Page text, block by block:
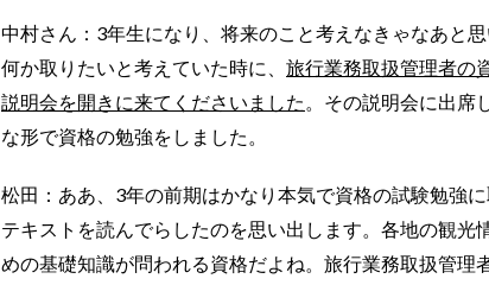
中村さん：3年生になり、将来のこと考えなきゃなあと
何か取りたいと考えていた時に、 旅行業務取扱管理者の
説明会を開きに来てくださいました 。その説明会に出席
な形で資格の勉強をしました。
松田：ああ、3年の前期はかなり本気で資格の試験勉強
テキストを読んでらしたのを思い出します。各地の観光
めの基礎知識が問われる資格だよね。旅行業務取扱管理